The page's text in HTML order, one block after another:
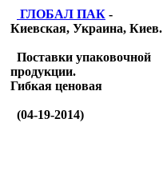
ГЛОБАЛ ПАК -
Киевская, Украина, Киев.
Поставки упаковочной
продукции.
Гибкая ценовая
(04-19-2014)